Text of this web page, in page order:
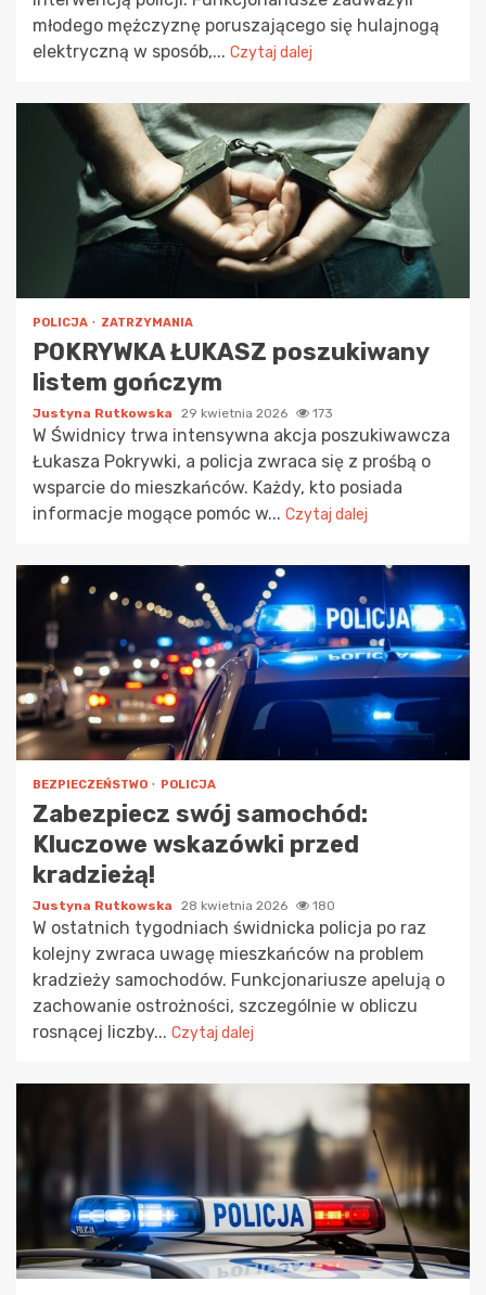
młodego mężczyznę poruszającego się hulajnogą
elektryczną w sposób,... Czytaj dalej
POLICJA ZATRZYMANIA
POKRYWKA ŁUKASZ poszukiwany
listem gończym
Justyna Rutkowska 29 kwietnia 2026 173
W Świdnicy trwa intensywna akcja poszukiwawcza
Łukasza Pokrywki, a policja zwraca się z prośbą o
wsparcie do mieszkańców. Każdy, kto posiada
informacje mogące pomóc w... Czytaj dalej
BEZPIECZEŃSTWO POLICJA
Zabezpiecz swój samochód:
Kluczowe wskazówki przed
kradzieżą!
Justyna Rutkowska 28 kwietnia 2026 180
W ostatnich tygodniach świdnicka policja po raz
kolejny zwraca uwagę mieszkańców na problem
kradzieży samochodów. Funkcjonariusze apelują o
zachowanie ostrożności, szczególnie w obliczu
rosnącej liczby... Czytaj dalej